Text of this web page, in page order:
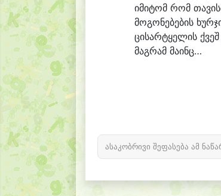
იმიტომ რომ
მოგონებების
ცისარტყელის
მაგრამ მაინც…
ასაკობრივი შეფასება ამ